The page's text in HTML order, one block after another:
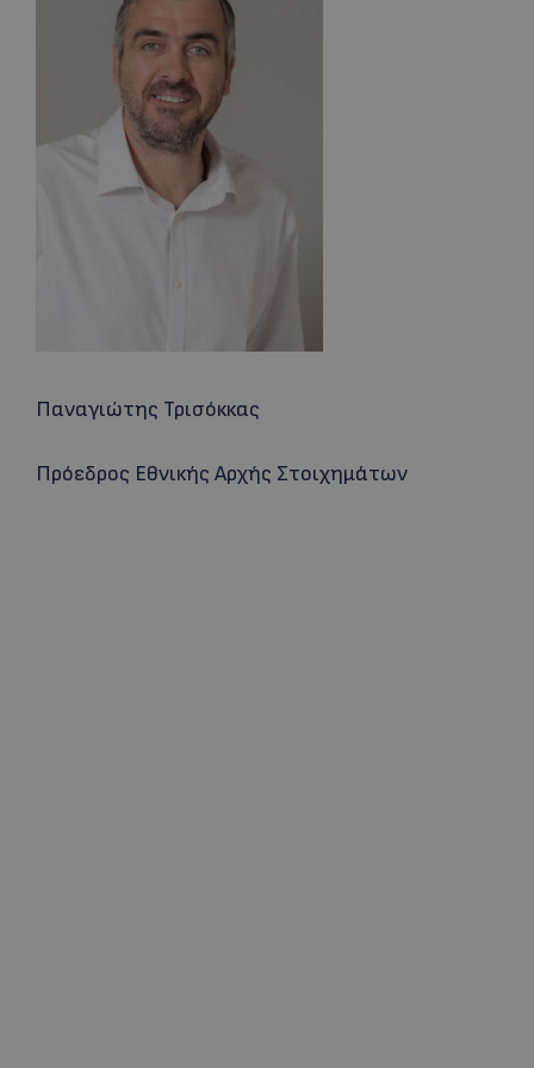
Παναγιώτης Τρισόκκας
Πρόεδρος Εθνικής Αρχής Στοιχημάτων